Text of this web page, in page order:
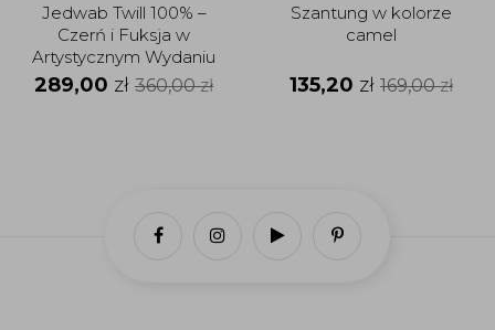
Jedwab Twill 100% –
Czerń i Fuksja w
Artystycznym Wydaniu
289,00 zł 360,00zł
Szantung w kolorze
camel
135,20 zł 169,00zł